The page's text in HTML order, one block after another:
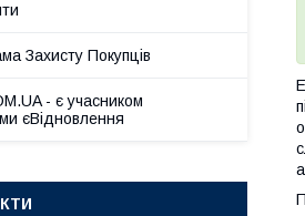
Захисту Покупців
- є учасником
єВідновлення